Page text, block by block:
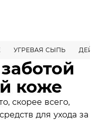
УГРЕВАЯ СЫПЬ
коже
скорее всего,
для ухода за